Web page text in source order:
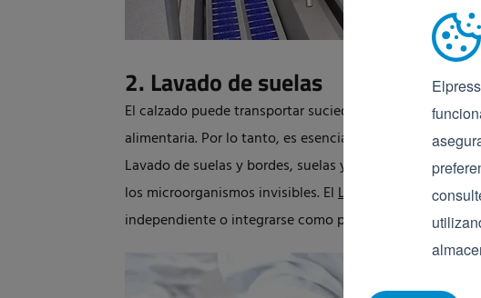
2. Lavado de suelas
El calzado puede transportar suciedad visible e
alimentaria. Por lo tanto, es esencial una buena
Lavado de suelas y bordes, suelas y cañas o solo
los microorganismos invisibles. ElLavado de suelas
independiente o integrarse como parte de compuertas